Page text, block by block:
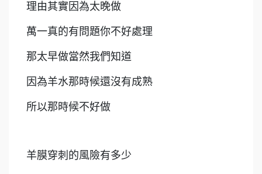
理由其實因為太晚做
萬一真的有問題你不好處理
那太早做當然我們知道
因為羊水那時候還沒有成熟
所以那時候不好做
羊膜穿刺的風險有多少